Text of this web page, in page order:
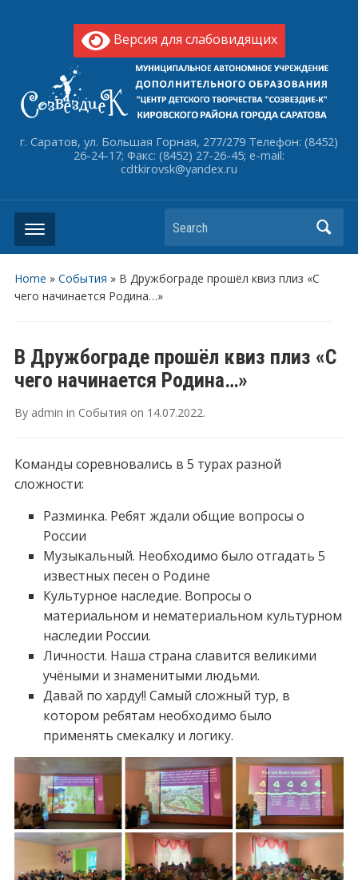
Версия для слабовидящих
г. Саратов, ул. Большая Горная, 277/279 Телефон: (8452)
26-24-17; Факс: (8452) 27-26-45; e-mail:
cdtkirovsk@yandex.ru
Search
Home » События » В Дружбограде прошёл квиз плиз «С
чего начинается Родина…»
В Дружбограде прошёл квиз плиз «С
чего начинается Родина…»
By admin in События on 14.07.2022.
Команды соревновались в 5 турах разной
сложности:
Разминка. Ребят ждали общие вопросы о
России
Музыкальный. Необходимо было отгадать 5
известных песен о Родине
Культурное наследие. Вопросы о
материальном и нематериальном культурном
наследии России.
Личности. Наша страна славится великими
учёными и знаменитыми людьми.
Давай по харду!! Самый сложный тур, в
котором ребятам необходимо было
применять смекалку и логику.